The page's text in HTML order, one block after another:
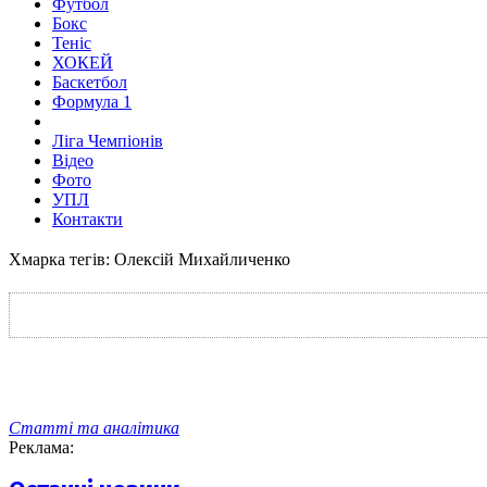
Футбол
Бокс
Теніс
ХОКЕЙ
Баскетбол
Формула 1
Ліга Чемпіонів
Відео
Фото
УПЛ
Контакти
Хмарка тегів: Олексій Михайличенко
Статті та аналітика
Реклама: